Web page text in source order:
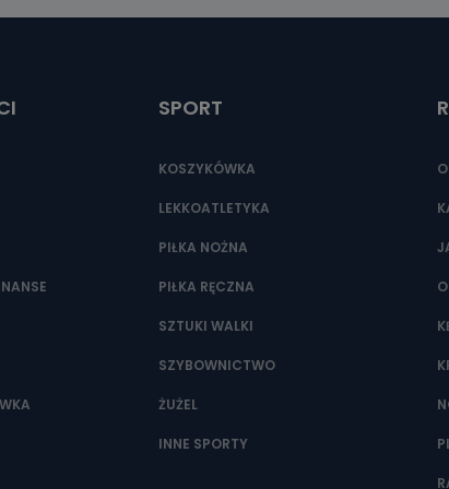
pod numerem telefonu 62 735-51-05 lub e-mailowo pod
SPORT
KOSZYKÓWKA
LEKKOATLETYKA
PIŁKA NOŻNA
PIŁKA RĘCZNA
SZTUKI WALKI
SZYBOWNICTWO
ŻUŻEL
INNE SPORTY